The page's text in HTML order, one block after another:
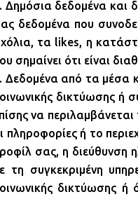
Δημόσια δεδομένα και
δεδομένα που
τα likes, η
σημαίνει ότι είναι
Δεδομένα από τα μέσα
δικτύωσης ή
να
πληροφορίες ή το
σας, η διεύθυνση
τη συγκεκριμένη
δικτύωσης ή